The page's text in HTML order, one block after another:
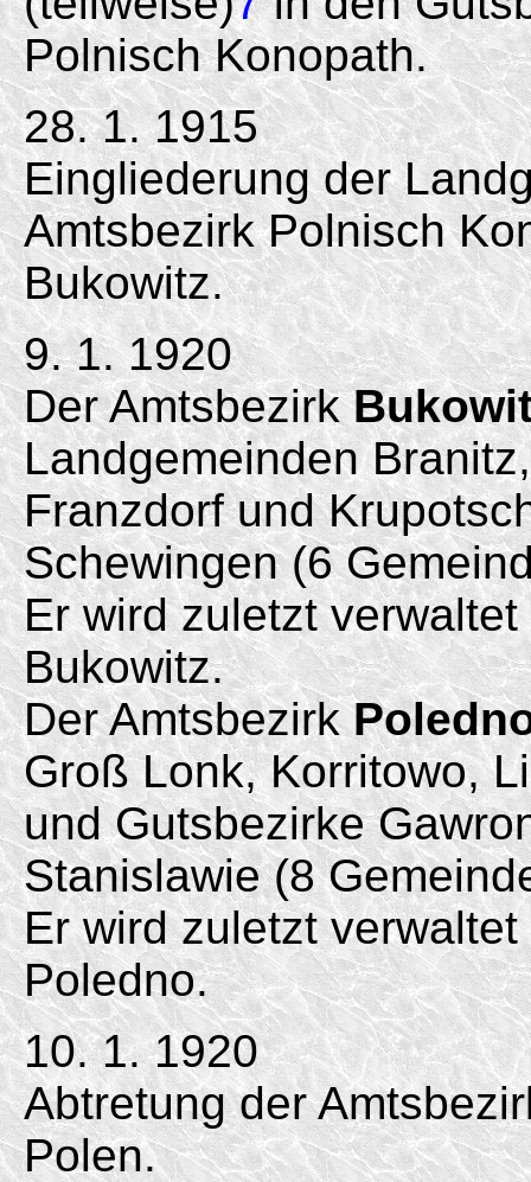
Polnisch Konopath.
28. 1. 1915
Eingliederung der
Amtsbezirk Polnisch
Bukowitz.
9. 1. 1920
Der Amtsbezirk
Landgemeinden
Franzdorf und
Schewingen (6
Er wird zuletzt
Bukowitz.
Der Amtsbezirk
Groß Lonk, Korritowo,
und Gutsbezirke
Stanislawie (8
Er wird zuletzt
Poledno.
10. 1. 1920
Abtretung der
Polen.